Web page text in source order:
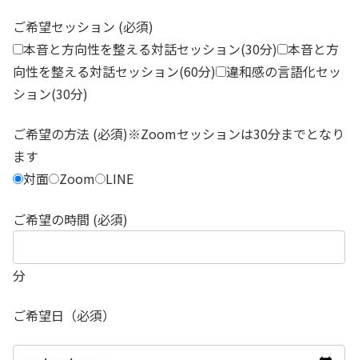
ご希望セッション (必須)
本音と方向性を整える対話セッション(30分) 本音と方
向性を整える対話セッション(60分) 違和感の言語化セッ
ション(30分)
ご希望の方法 (必須)※Zoomセッションは30分までとなり
ます
対面 Zoom LINE
ご希望の時間 (必須)
分
ご希望日（必須）